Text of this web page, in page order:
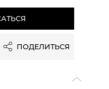
ПОДЕЛИТЬСЯ